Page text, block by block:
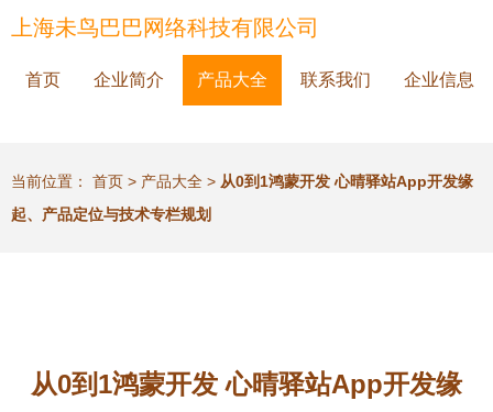
上海未鸟巴巴网络科技有限公司
首页 企业简介 产品大全 联系我们 企业信息
当前位置： 首页 > 产品大全 > 从0到1鸿蒙开发 心晴驿站App开发缘
起、产品定位与技术专栏规划
从0到1鸿蒙开发 心晴驿站App开发缘